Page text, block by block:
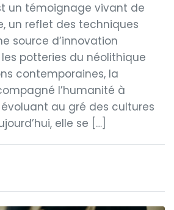
un témoignage vivant de
un reflet des techniques
source d’innovation
potteries du néolithique
contemporaines, la
l’humanité à
au gré des cultures
elle se […]